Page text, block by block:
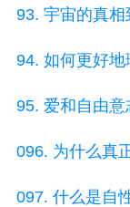
93. 宇宙的真相
94. 如何更好地
95. 爱和自由意
096. 为什么真
097. 什么是自